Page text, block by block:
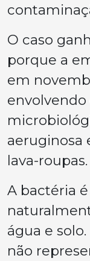
O caso
porque a
em
aeruginosa
lava-roupas.
A bactéria
água e
não